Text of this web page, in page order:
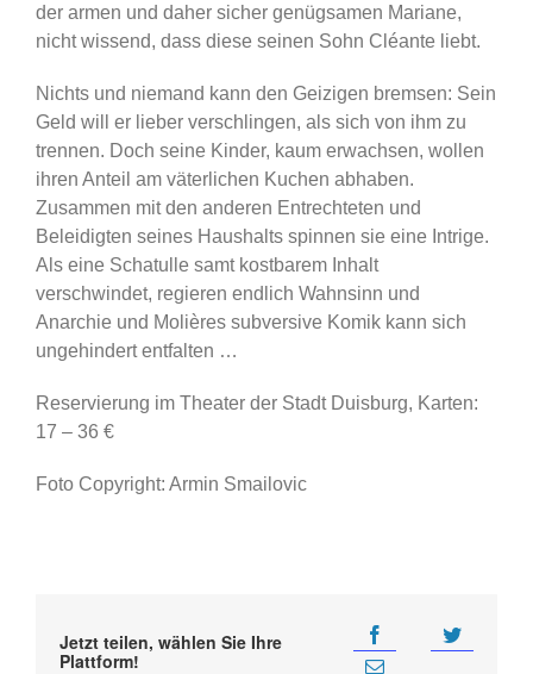
der armen und daher sicher genügsamen Mariane,
nicht wissend, dass diese seinen Sohn Cléante liebt.
Nichts und niemand kann den Geizigen bremsen: Sein
Geld will er lieber verschlingen, als sich von ihm zu
trennen. Doch seine Kinder, kaum erwachsen, wollen
ihren Anteil am väterlichen Kuchen abhaben.
Zusammen mit den anderen Entrechteten und
Beleidigten seines Haushalts spinnen sie eine Intrige.
Als eine Schatulle samt kostbarem Inhalt
verschwindet, regieren endlich Wahnsinn und
Anarchie und Molières subversive Komik kann sich
ungehindert entfalten …
Reservierung im Theater der Stadt Duisburg, Karten:
17 – 36 €
Foto Copyright: Armin Smailovic
Jetzt teilen, wählen Sie Ihre
Plattform!